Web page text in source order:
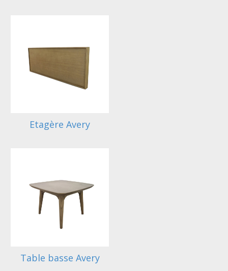
Etagère Avery
Table basse Avery